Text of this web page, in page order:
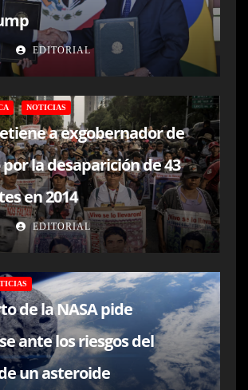
EDITORIAL
NOTICIAS
a exgobernador de
la desaparición de 43
en 2014
EDITORIAL
de la NASA pide
ante los riesgos del
un asteroide